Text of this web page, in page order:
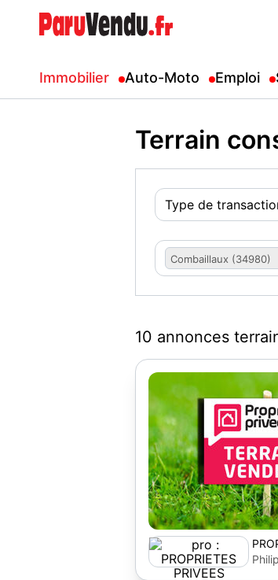
Immobilier Auto-Moto Emploi
Terrain
Type de
Combaillaux (34980)
10 annonces